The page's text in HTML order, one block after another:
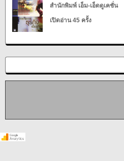
สำนักพิมพ์ เอ็ม-เอ็ดดูเคชั่น
เปิดอ่าน 45 ครั้ง